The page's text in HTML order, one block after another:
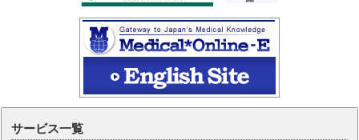
サービス一覧